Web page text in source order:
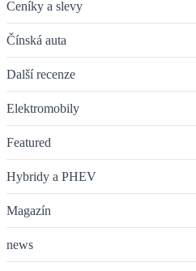
Ceníky a slevy
Čínská auta
Další recenze
Elektromobily
Featured
Hybridy a PHEV
Magazín
news